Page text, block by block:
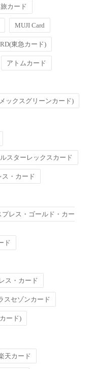
カード
MUJI Card
東急カード)
アトムカード
ックスグリーンカード)
スターレックスカード
・カード
レス・ゴールド・カー
ド
ス・カード
スセゾンカード
ード)
天カード